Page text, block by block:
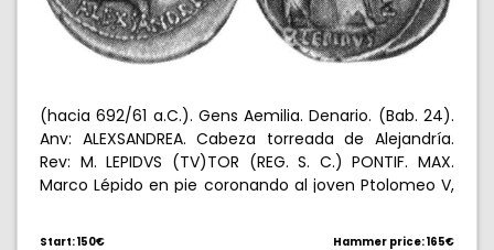
(hacia 692/61 a.C.). Gens Aemilia. Denario. (Bab. 24).
Anv: ALEXSANDREA. Cabeza torreada de Alejandría.
Rev: M. LEPIDVS (TV)TOR (REG. S. C.) PONTIF. MAX.
Marco Lépido en pie coronando al joven Ptolomeo V,
Muy rara. MBC.
Start: 150€ Hammer price: 165€